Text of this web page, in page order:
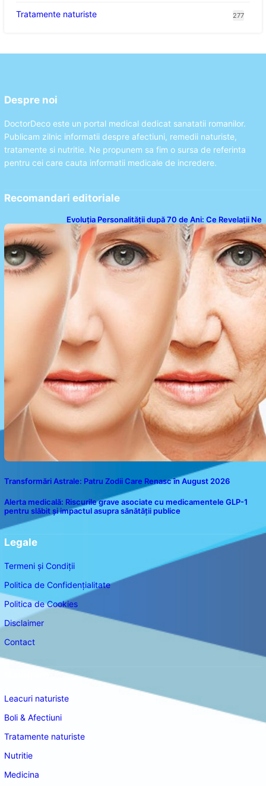
Tratamente naturiste 277
Despre noi
DoctorDeco este un portal medical dedicat sanatatii romanilor.
Publicam zilnic informatii despre afectiuni, remedii naturiste,
tratamente si nutritie. Ne propunem sa fim o sursa de referinta
pentru cei care cauta informatii medicale de incredere.
Recomandari editoriale
Evoluția Personalității după 70 de Ani: Ce Revelații Ne
Oferă Studiile Psihologice
Transformări Astrale: Patru Zodii Care Renasc în August 2026
Alerta medicală: Riscurile grave asociate cu medicamentele GLP-1
pentru slăbit și impactul asupra sănătății publice
Legale
Termeni și Condiții
Politica de Confidențialitate
Politica de Cookies
Disclaimer
Contact
Leacuri naturiste
Boli & Afectiuni
Tratamente naturiste
Nutritie
Medicina